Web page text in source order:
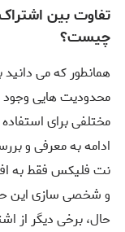
تفاوت بین
چیست؟
همانطور که می دانید
محدودیت هایی وجود
مختلفی برای
ادامه به معرفی و
نت فلیکس فقط به
و شخصی سازی این
حال، برخی دیگر از